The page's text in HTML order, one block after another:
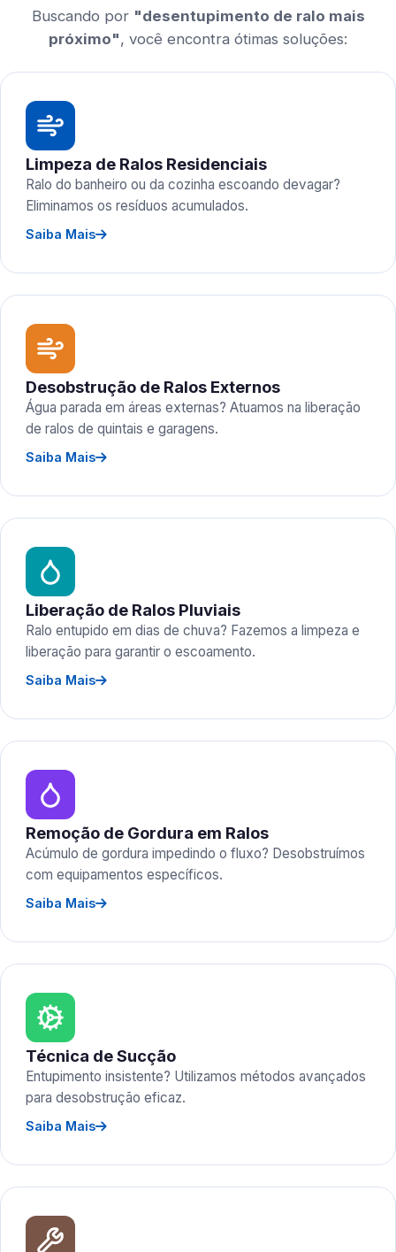
Buscando por "desentupimento de ralo mais
próximo", você encontra ótimas soluções:
Limpeza de Ralos Residenciais
Ralo do banheiro ou da cozinha escoando devagar?
Eliminamos os resíduos acumulados.
Saiba Mais
Desobstrução de Ralos Externos
Água parada em áreas externas? Atuamos na liberação
de ralos de quintais e garagens.
Saiba Mais
Liberação de Ralos Pluviais
Ralo entupido em dias de chuva? Fazemos a limpeza e
liberação para garantir o escoamento.
Saiba Mais
Remoção de Gordura em Ralos
Acúmulo de gordura impedindo o fluxo? Desobstruímos
com equipamentos específicos.
Saiba Mais
Técnica de Sucção
Entupimento insistente? Utilizamos métodos avançados
para desobstrução eficaz.
Saiba Mais